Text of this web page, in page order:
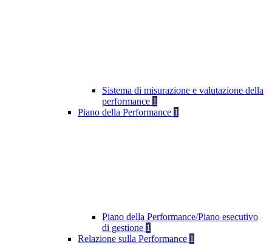
Sistema di misurazione e valutazione della
performance 1
Piano della Performance 1
Piano della Performance/Piano esecutivo
di gestione 1
Relazione sulla Performance 1